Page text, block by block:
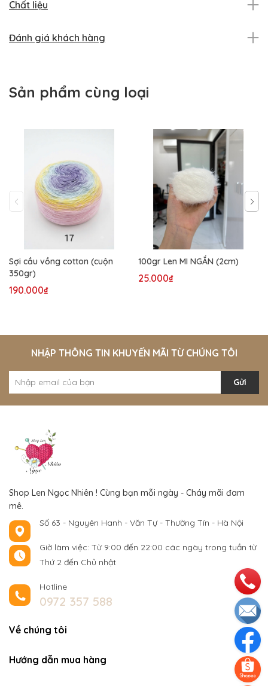
Chất liệu
Đánh giá khách hàng
Sản phẩm cùng loại
Sợi cầu vồng cotton (cuộn
350gr)
190.000₫
100gr Len MI NGẮN (2cm)
25.000₫
NHẬP THÔNG TIN KHUYẾN MÃI TỪ CHÚNG TÔI
Gửi
Shop Len Ngọc Nhiên ! Cùng bạn mỗi ngày - Cháy mãi đam
mê.
Số 63 - Nguyên Hanh - Văn Tự - Thường Tín - Hà Nội
Giờ làm việc: Từ 9:00 đến 22:00 các ngày trong tuần từ
Thứ 2 đến Chủ nhật
Hotline
0972 357 588
Về chúng tôi
Hướng dẫn mua hàng